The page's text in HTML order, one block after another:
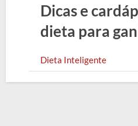
Dicas e
dieta para
Dieta Inteligente